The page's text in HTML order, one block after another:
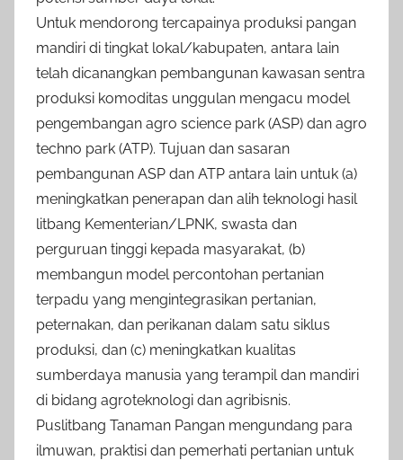
Untuk mendorong tercapainya produksi pangan
mandiri di tingkat lokal/kabupaten, antara lain
telah dicanangkan pem­bangunan kawasan sentra
produksi komoditas unggulan mengacu model
pengembangan agro science park (ASP) dan agro
techno park (ATP). Tujuan dan sasaran
pembangunan ASP dan ATP antara lain untuk (a)
meningkatkan penerapan dan alih teknologi hasil
litbang Kementerian/LPNK, swasta dan
perguruan tinggi kepada masyarakat, (b)
membangun model percontohan pertanian
terpadu yang mengintegrasikan per­tanian,
peternakan, dan perikanan dalam satu siklus
produksi, dan (c) meningkatkan kualitas
sumberdaya manusia yang terampil dan mandiri
di bidang agroteknologi dan agribisnis.
Puslitbang Tanaman Pangan meng­undang para
ilmuwan, praktisi dan pemerhati pertanian untuk